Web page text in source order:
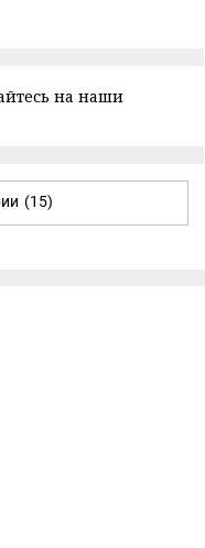
на наши
(15)